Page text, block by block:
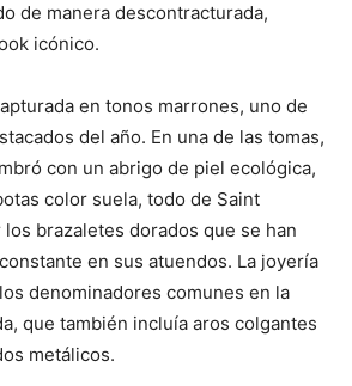
de manera descontracturada,
icónico.
en tonos marrones, uno de
del año. En una de las tomas,
con un abrigo de piel ecológica,
color suela, todo de Saint
brazaletes dorados que se han
en sus atuendos. La joyería
denominadores comunes en la
que también incluía aros colgantes
metálicos.